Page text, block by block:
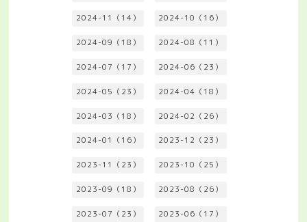
2024-11（14） 2024-10（16）
2024-09（18） 2024-08（11）
2024-07（17） 2024-06（23）
2024-05（23） 2024-04（18）
2024-03（18） 2024-02（26）
2024-01（16） 2023-12（23）
2023-11（23） 2023-10（25）
2023-09（18） 2023-08（26）
2023-07（23） 2023-06（17）